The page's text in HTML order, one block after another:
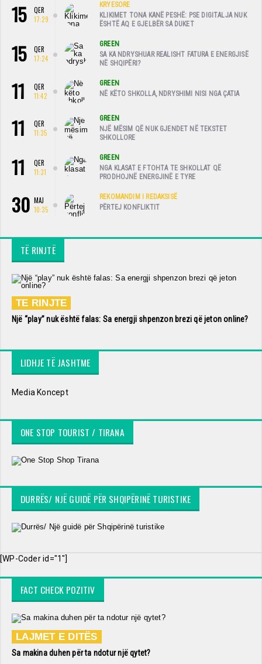
15
QER
17:29
KRYESORE
KLIKIMET TONA KANË PESHË: PSE DIGITALJA NUK
ËSHTË AQ E GJELBËR SA DUKET
15
QER
17:24
GREEN
SA KA NDRYSHUAR REALISHT FATURA E ENERGJISË
NË SHQIPËRI?
11
QER
11:42
GREEN
NË KËTO SHKOLLA, NDRYSHIMI NISI NGA ÇATIA
11
QER
11:35
GREEN
NJË MËSIM QË NUK GJENDET NË TEKSTET
SHKOLLORE
11
QER
11:31
GREEN
NGA KLASAT E FTOHTA TE SHKOLLAT QË
PRODHOJNË ENERGJINË E TYRE
30 MAJ
10:35
REKOMANDIM I REDAKSISË
PËRTEJ KONFLIKTIT
TË RINJTË
TE RINJTE
Një “play” nuk është falas: Sa energji shpenzon brezi që jeton online?
LIDHJE TË JASHTME
Media Koncept
ONE STOP TOURIST / TIRANA
DURRËS/ NJË GUIDË PËR SHQIPËRINË TURISTIKE
[WP-Coder id="1"]
FACT CHECK POZITIV
LAJMET E DITËS
Sa makina duhen për ta ndotur një qytet?